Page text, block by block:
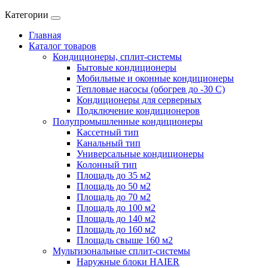
Категории
Главная
Каталог товаров
Кондиционеры, сплит-системы
Бытовые кондиционеры
Мобильные и оконные кондиционеры
Тепловые насосы (обогрев до -30 C)
Кондиционеры для серверных
Подключение кондиционеров
Полупромышленные кондиционеры
Кассетный тип
Канальный тип
Универсальные кондиционеры
Колонный тип
Площадь до 35 м2
Площадь до 50 м2
Площадь до 70 м2
Площадь до 100 м2
Площадь до 140 м2
Площадь до 160 м2
Площадь свыше 160 м2
Мультизональные сплит-системы
Наружные блоки HAIER